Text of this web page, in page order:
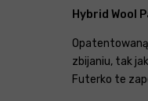
Hybrid Wool
zbijaniu, tak
Futerko te